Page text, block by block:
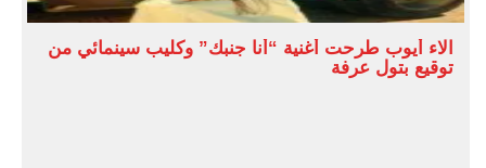
آلاء أيوب طرحت أغنية “أنا جنبك” وكليب سينمائي من
توقيع بتول عرفة